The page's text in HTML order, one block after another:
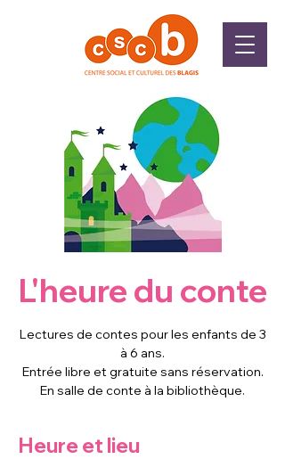
L'heure du conte
Lectures de contes pour les enfants de 3
à 6 ans.
Entrée libre et gratuite sans réservation.
En salle de conte à la bibliothèque.
Heure et lieu